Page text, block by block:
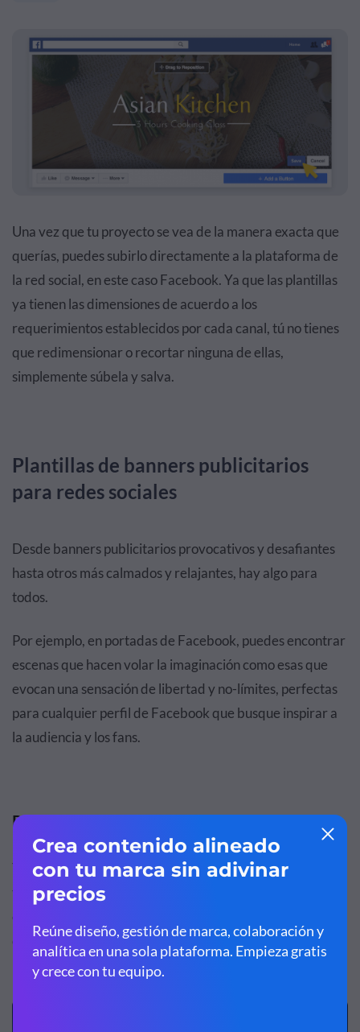
Una vez que tu proyecto se vea de la manera exacta que
querías, puedes subirlo directamente a la plataforma de
la red social, en este caso Facebook. Ya que las plantillas
ya tienen las dimensiones de acuerdo a los
requerimientos establecidos por cada canal, tú no tienes
que redimensionar o recortar ninguna de ellas,
simplemente súbela y salva.
Plantillas de banners publicitarios
para redes sociales
Desde banners publicitarios provocativos y desafiantes
hasta otros más calmados y relajantes, hay algo para
todos.
Por ejemplo, en portadas de Facebook, puedes encontrar
escenas que hacen volar la imaginación como esas que
evocan una sensación de libertad y no-límites, perfectas
para cualquier perfil de Facebook que busque inspirar a
la audiencia y los fans.
Portadas de Facebook
Ya que los banners para anuncios de publicidad web ya
tienen las dimensiones definidas de acuerdo a las
que tienes que hacer es personalizarla con tu
información, subirla a la plataforma y ya estás listo.